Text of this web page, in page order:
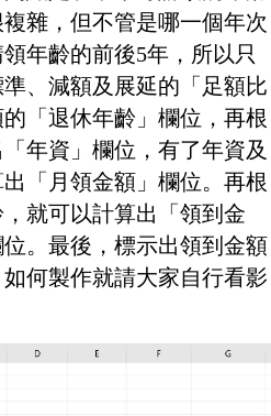
雜，但不管是哪一個年次
年齡的前後5年，所以只
、減額及展延的「足額比
「退休年齡」欄位，再根
年資」欄位，有了年資及
「月領金額」欄位。再根
就可以計算出「領到金
。最後，標示出領到金額
何製作就請大家自行看影